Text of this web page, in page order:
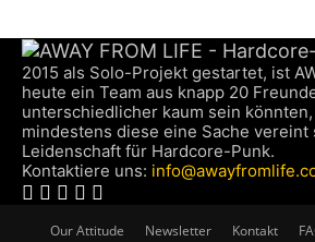
2015 als Solo-Projekt gestartet, ist
heute ein Team aus knapp 20
unterschiedlicher kaum sein
mindestens diese eine Sache vereint
Leidenschaft für Hardcore-Punk.
Kontaktiere uns:
Our Attitude Newsletter Kontakt